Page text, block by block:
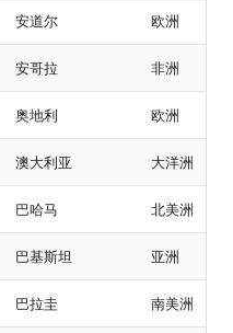
安道尔 欧洲
安哥拉 非洲
奥地利 欧洲
澳大利亚 大洋洲
巴哈马 北美洲
巴基斯坦 亚洲
巴拉圭 南美洲